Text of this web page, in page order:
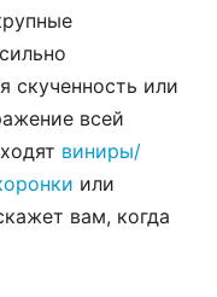
скученность или
всей
виниры/
или
вам, когда